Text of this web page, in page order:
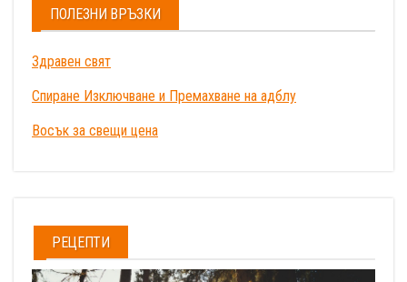
ПОЛЕЗНИ ВРЪЗКИ
Здравен свят
Спиране Изключване и Премахване на адблу
Восък за свещи цена
РЕЦЕПТИ